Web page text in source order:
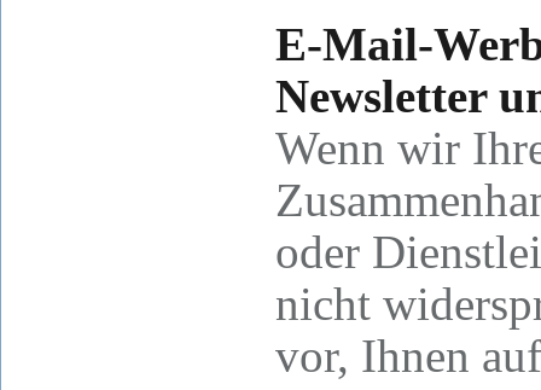
E-Mail-
Newsletter
Wenn wir
oder
nicht
vor, Ihnen